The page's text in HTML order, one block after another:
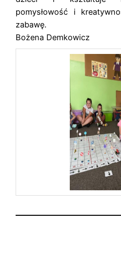
pomysłowość i
zabawę.
Bożena Demkowicz